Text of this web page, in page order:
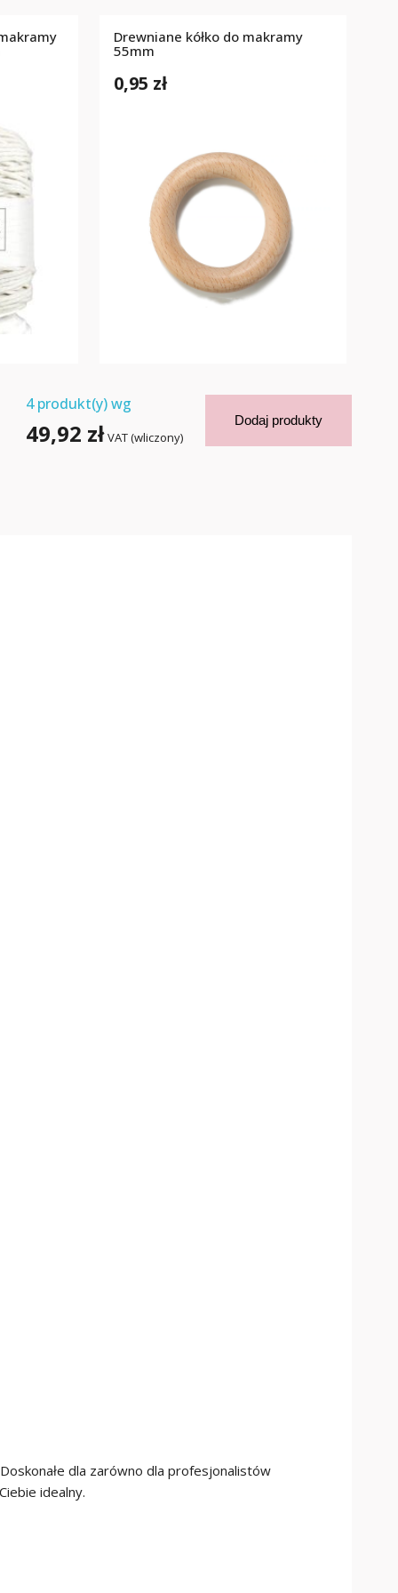
Drewniane kółko do makramy
55mm
0,95 zł
4produkt(y) wg
49,92 zł VAT (wliczony)
Dodaj produkty
dla zarówno dla profesjonalistów
idealny.